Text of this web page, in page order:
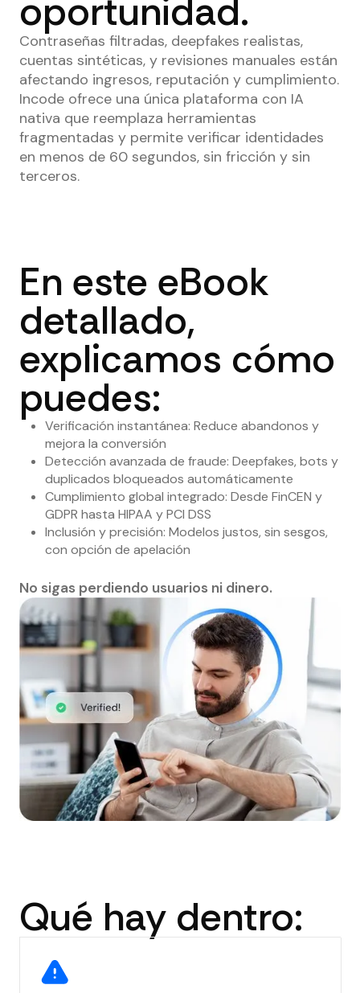
oportunidad.
Contraseñas filtradas, deepfakes realistas,
cuentas sintéticas, y revisiones manuales están
afectando ingresos, reputación y cumplimiento.
Incode ofrece una única plataforma con IA
nativa que reemplaza herramientas
fragmentadas y permite verificar identidades
en menos de 60 segundos, sin fricción y sin
terceros.
En este eBook
detallado,
explicamos cómo
puedes:
Verificación instantánea: Reduce abandonos y
mejora la conversión
Detección avanzada de fraude: Deepfakes, bots y
duplicados bloqueados automáticamente
Cumplimiento global integrado: Desde FinCEN y
GDPR hasta HIPAA y PCI DSS
Inclusión y precisión: Modelos justos, sin sesgos,
con opción de apelación
No sigas perdiendo usuarios ni dinero.
Qué hay dentro: